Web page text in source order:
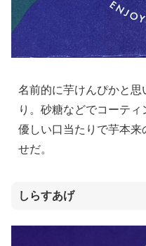
名前的に芋けんぴかと思
り。砂糖などでコーテ
優しい口当たりで芋本
せだ。
しらすあげ